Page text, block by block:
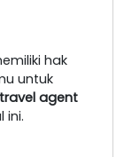
hak
untuk
agent
ini.